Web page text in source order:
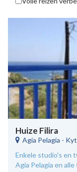
Huize Filira
Agia Pelagia -
Enkele studio's en
Agia Pelagia en